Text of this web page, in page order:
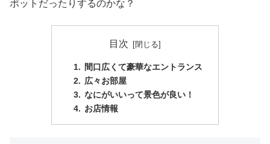
ポットだったりするのかな？
目次
間口広くて豪華なエントランス
広々お部屋
なにがいいって景色が良い！
お店情報